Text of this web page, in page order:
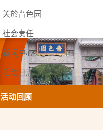
关於啬色园
社会责任
新闻中心
活动日志
联络我们
活动回顾